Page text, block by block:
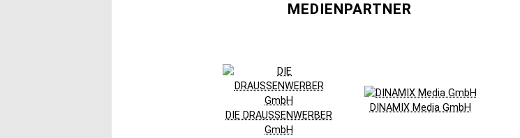
MEDIENPARTNER
DIE DRAUSSENWERBER
GmbH
DINAMIX Media GmbH